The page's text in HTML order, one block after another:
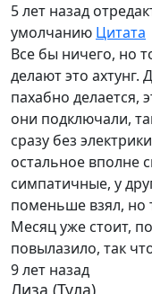
5 лет назад
умолчанию Цитата
Все бы ничего, но
делают это
пахабно делается,
они подключали,
сразу без
остальное вполне
симпатичные, у
поменьше взял, но
Месяц уже стоит,
повылазило, так
9 лет назад
Лиза (Тула)